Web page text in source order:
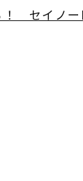
！ セイノ